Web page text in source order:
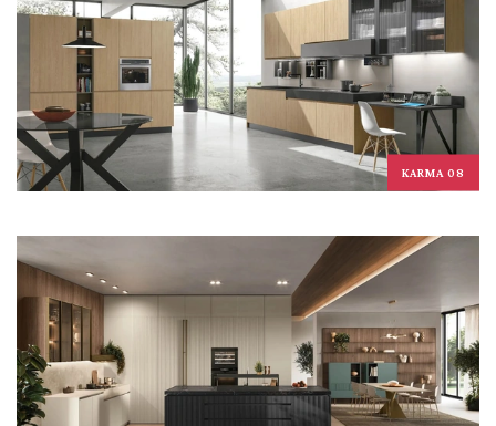
KARMA 08